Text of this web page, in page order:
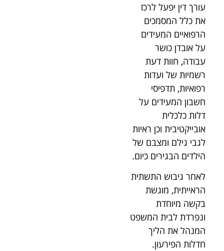
עורך דין יפעל לרכז
את כלל המסמכים
הרפואיים המעידים
על אובדן כושר
עבודה, חוות דעת
רשמיות של ועדות
רפואיות, תדפיסי
חשבון המעידים על
דלות כלכלית
אובייקטיבית וכן ראיות
לגבי גילם ומצבם של
הילדים הבגירים כיום.
לאחר גיבוש התשתית
הראייתית, מוגשת
בקשה מיוחדת
ונפרדת לבית המשפט
המנהל את הליך
חדלות הפירעון.